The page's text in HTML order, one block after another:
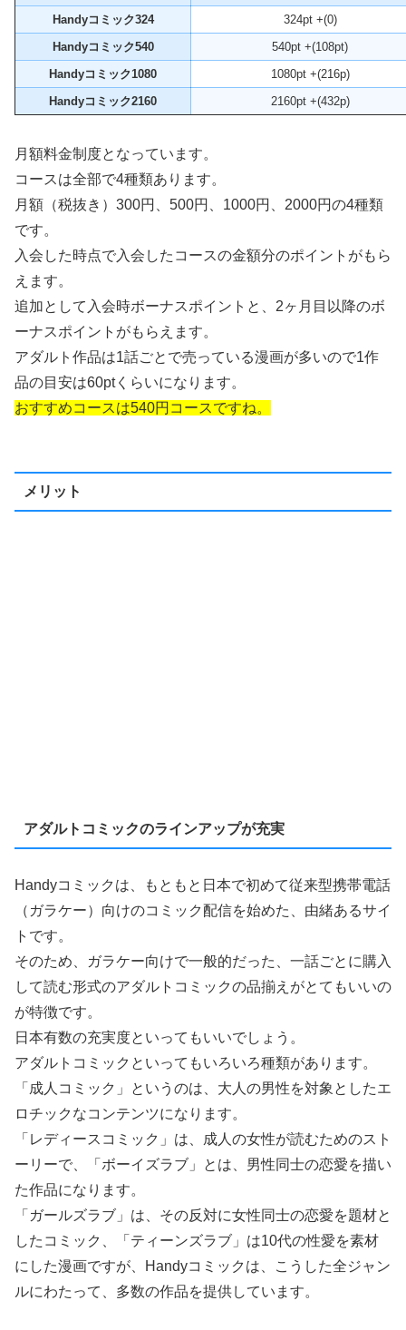
Handyコミック324
324pt +(0)
Handyコミック540
540pt +(108pt)
Handyコミック1080
1080pt +(216p)
Handyコミック2160
2160pt +(432p)
月額料金制度となっています。
コースは全部で4種類あります。
月額（税抜き）300円、500円、1000円、2000円の4種類
です。
入会した時点で入会したコースの金額分のポイントがもら
えます。
追加として入会時ボーナスポイントと、2ヶ月目以降のボ
ーナスポイントがもらえます。
アダルト作品は1話ごとで売っている漫画が多いので1作
品の目安は60ptくらいになります。
おすすめコースは540円コースですね。
メリット
アダルトコミックのラインアップが充実
Handyコミックは、もともと日本で初めて従来型携帯電話
（ガラケー）向けのコミック配信を始めた、由緒あるサイ
トです。
そのため、ガラケー向けで一般的だった、一話ごとに購入
して読む形式のアダルトコミックの品揃えがとてもいいの
が特徴です。
日本有数の充実度といってもいいでしょう。
アダルトコミックといってもいろいろ種類があります。
「成人コミック」というのは、大人の男性を対象としたエ
ロチックなコンテンツになります。
「レディースコミック」は、成人の女性が読むためのスト
ーリーで、「ボーイズラブ」とは、男性同士の恋愛を描い
た作品になります。
「ガールズラブ」は、その反対に女性同士の恋愛を題材と
したコミック、「ティーンズラブ」は10代の性愛を素材
にした漫画ですが、Handyコミックは、こうした全ジャン
ルにわたって、多数の作品を提供しています。